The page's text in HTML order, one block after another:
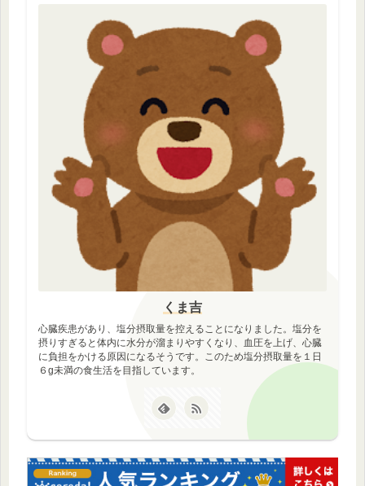
くま吉
心臓疾患があり、塩分摂取量を控えることになりました。塩分を
摂りすぎると体内に水分が溜まりやすくなり、血圧を上げ、心臓
に負担をかける原因になるそうです。このため塩分摂取量を１日
６g未満の食生活を目指しています。